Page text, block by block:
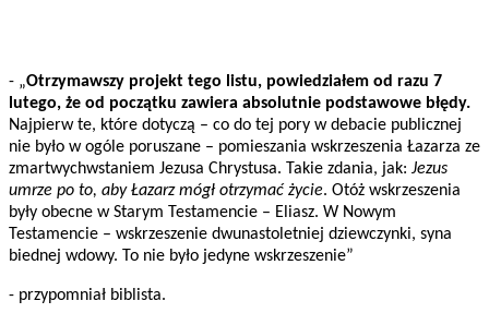
- „Otrzymawszy projekt tego listu, powiedziałem od razu 7
lutego, że od początku zawiera absolutnie podstawowe błędy.
Najpierw te, które dotyczą – co do tej pory w debacie publicznej
nie było w ogóle poruszane – pomieszania wskrzeszenia Łazarza ze
zmartwychwstaniem Jezusa Chrystusa. Takie zdania, jak: Jezus
umrze po to, aby Łazarz mógł otrzymać życie. Otóż wskrzeszenia
były obecne w Starym Testamencie – Eliasz. W Nowym
Testamencie – wskrzeszenie dwunastoletniej dziewczynki, syna
biednej wdowy. To nie było jedyne wskrzeszenie”
- przypomniał biblista.